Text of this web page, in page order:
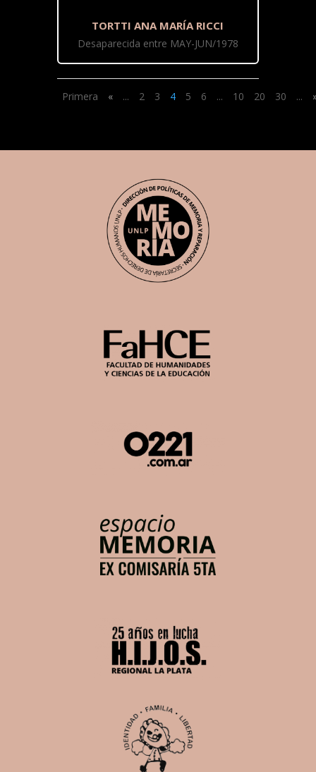
TORTTI ANA MARÍA RICCI
Desaparecida entre MAY-JUN/1978
Primera « ... 2 3 4 5 6 ... 10 20 30 ...